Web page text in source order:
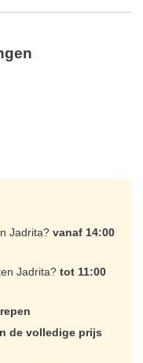
Jadrita? vanaf 14:00
Jadrita? tot 11:00
de volledige prijs